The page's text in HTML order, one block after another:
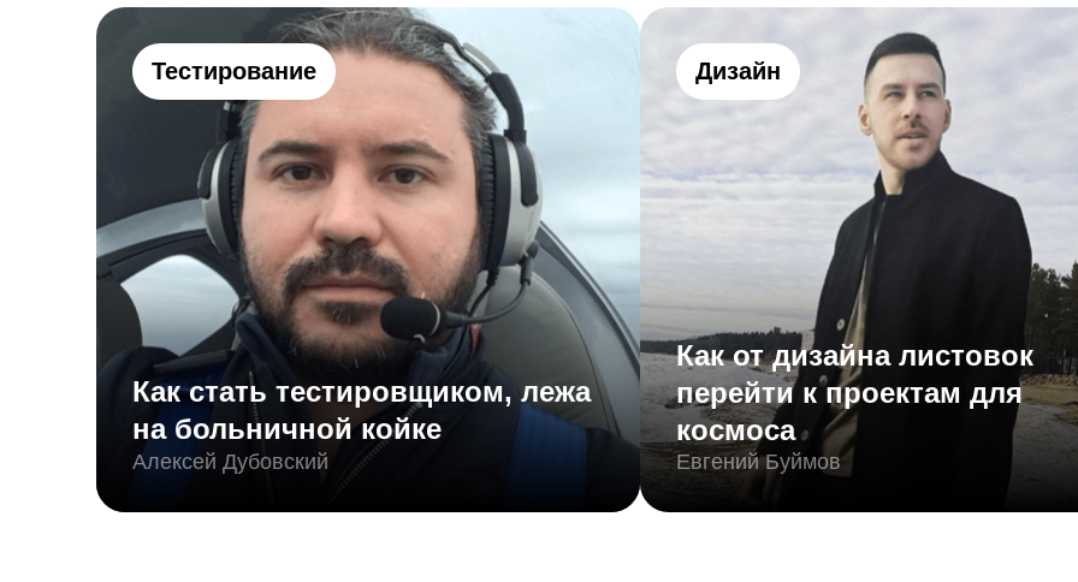
Тестирование
Как стать тестировщиком, лежа
на больничной койке
Алексей Дубовский
Дизайн
Как от дизайна листовок
перейти к проектам для
космоса
Евгений Буймов